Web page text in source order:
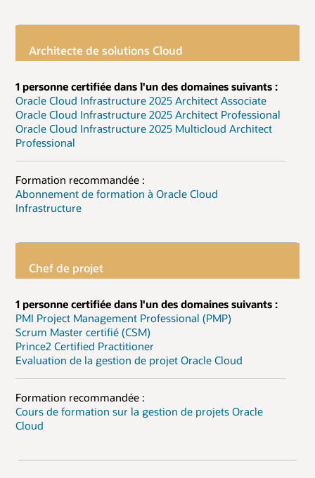
Architecte de solutions Cloud
1 personne certifiée dans l'un des domaines suivants :
Oracle Cloud Infrastructure 2025 Architect Associate
Oracle Cloud Infrastructure 2025 Architect Professional
Oracle Cloud Infrastructure 2025 Multicloud Architect
Professional
Formation recommandée :
Abonnement de formation à Oracle Cloud
Infrastructure
Chef de projet
1 personne certifiée dans l'un des domaines suivants :
PMI Project Management Professional (PMP)
Scrum Master certifié (CSM)
Prince2 Certified Practitioner
Evaluation de la gestion de projet Oracle Cloud
Formation recommandée :
Cours de formation sur la gestion de projets Oracle
Cloud